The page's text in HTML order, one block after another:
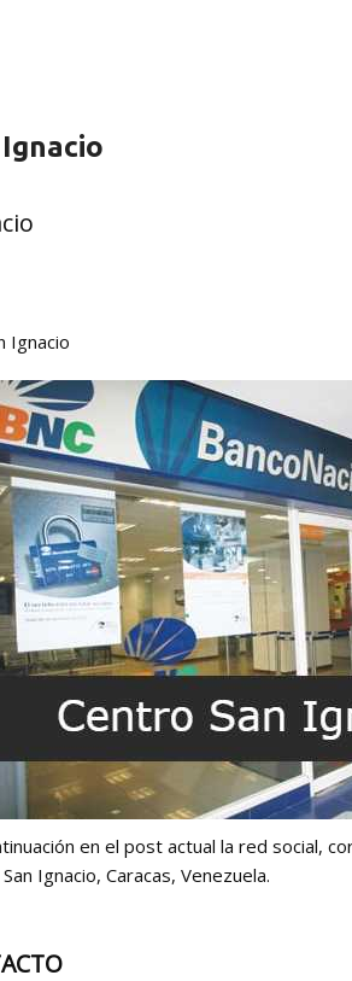
Ignacio
en el post actual la red social,
Ignacio, Caracas, Venezuela.